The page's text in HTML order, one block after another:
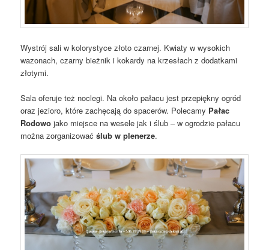
Wystrój sali w kolorystyce złoto czarnej. Kwiaty w wysokich
wazonach, czarny bieżnik i kokardy na krzesłach z dodatkami
złotymi.
Sala oferuje też noclegi. Na około pałacu jest przepiękny ogród
oraz jezioro, które zachęcają do spacerów. Polecamy Pałac
Rodowo jako miejsce na wesele jak i ślub – w ogrodzie pałacu
można zorganizowaćślub w plenerze.